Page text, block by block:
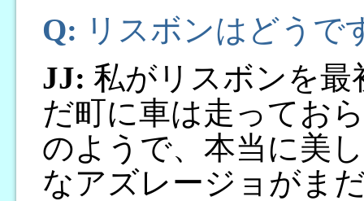
Q: リスボンはどうで
JJ: 私がリスボンを最
だ町に車は走ってお
のようで、本当に美
なアズレージョがま